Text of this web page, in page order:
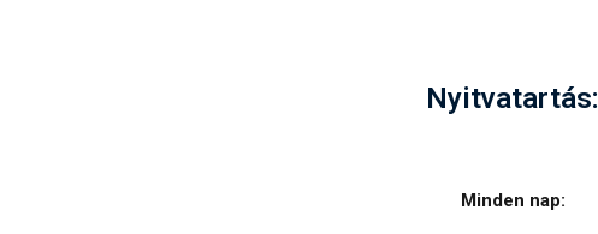
Nyitvatartás:
Minden nap: